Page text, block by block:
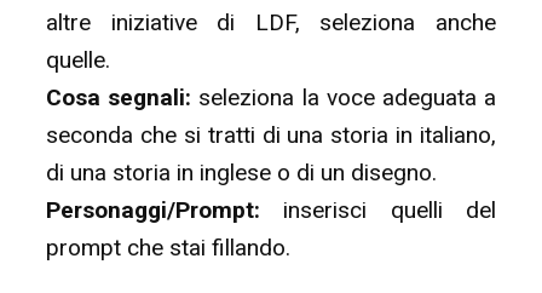
altre iniziative di LDF, seleziona anche
quelle.
Cosa segnali: seleziona la voce adeguata a
seconda che si tratti di una storia in italiano,
di una storia in inglese o di un disegno.
Personaggi/Prompt: inserisci quelli del
prompt che stai fillando.